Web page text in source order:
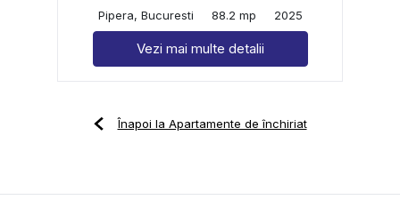
Pipera, Bucuresti
88.2 mp 2025
Vezi mai multe detalii
Înapoi la Apartamente de închiriat